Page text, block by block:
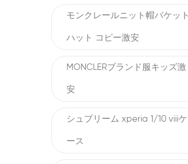
モンクレールニット帽バケット
ハット コピー激安
MONCLERブランド服キッズ激
安
シュプリーム xperia 1/10 viiiケ
ース